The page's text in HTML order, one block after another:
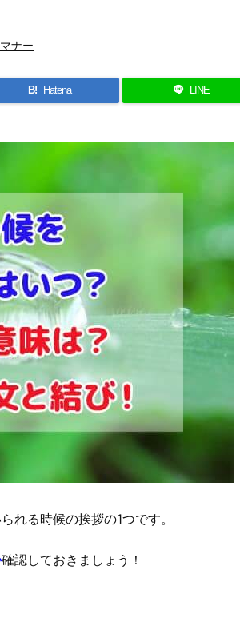
ナー
B! Hatena LINE
れる時候の挨拶の1つです。
確認しておきましょう！